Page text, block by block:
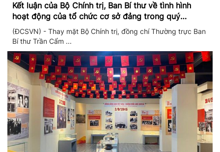
Kết luận của Bộ Chính trị, Ban Bí thư về tình hình
hoạt động của tổ chức cơ sở đảng trong quý
II/2026
(ĐCSVN) - Thay mặt Bộ Chính trị, đồng chí Thường trực Ban
Bí thư Trần Cẩm ...